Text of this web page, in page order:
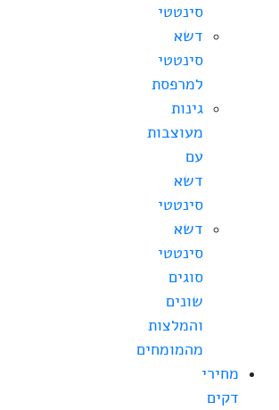
סינטטי
דשא
סינטטי
למרפסת
גינות
מעוצבות
עם
דשא
סינטטי
דשא
סינטטי
סוגים
שונים
והמלצות
מהמומחים
מחירי
דקים